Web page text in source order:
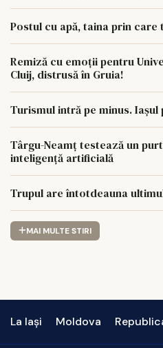
Postul cu apă, taina prin care
Remiză cu emoții pentru
Cluij, distrusă în Gruia!
Turismul intră pe minus.
Târgu-Neamț testează un
inteligență artificială
Trupul are întotdeauna
MAI MULTE STIRI
La Iași Moldova